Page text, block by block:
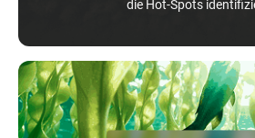
die Hot-Spots